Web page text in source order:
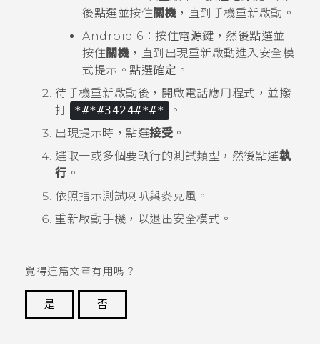
後點選並按住關機 ，直到手機重新啟動。
Android 6：按住電源鍵，然後點選並
按住關機 ，直到出現重新啟動進入安全模
式提示。點選確定 。
待手機重新啟動後，開啟電話應用程式，並撥
打
*#*#3424#*#*
。
出現提示時，點選接受 。
選取一或多個要執行的測試類型，然後點選執
行 。
依照指示測試喇叭與麥克風。
重新啟動手機，以退出安全模式 。
覺得這篇文章有用嗎？
是
否